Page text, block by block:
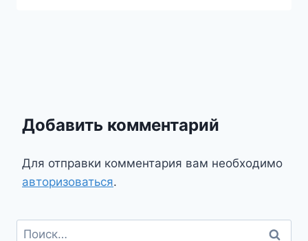
Добавить комментарий
Для отправки комментария вам необходимо
авторизоваться.
Найти: